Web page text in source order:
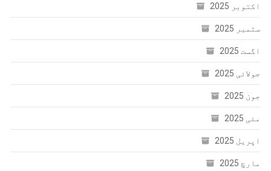
اکتوبر 2025
ستمبر 2025
اگست 2025
جولائی 2025
جون 2025
مئی 2025
اپریل 2025
مارچ 2025